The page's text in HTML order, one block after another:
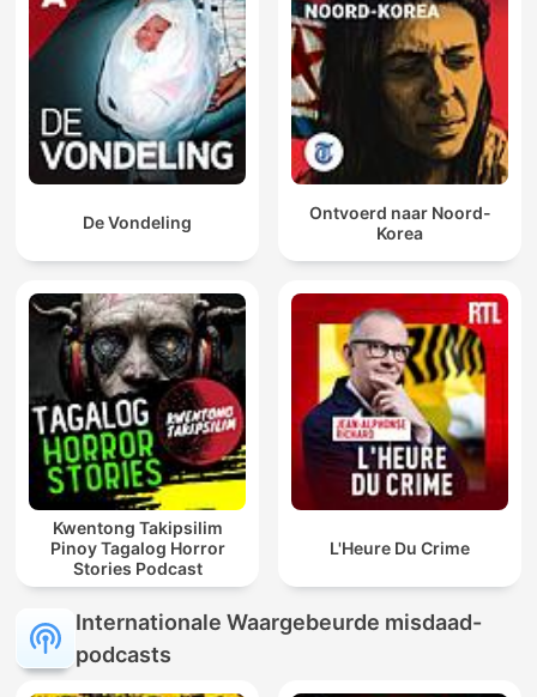
De Vondeling
Ontvoerd naar Noord-
Korea
Kwentong Takipsilim
Pinoy Tagalog Horror
Stories Podcast
L'Heure Du Crime
Internationale Waargebeurde misdaad-
podcasts